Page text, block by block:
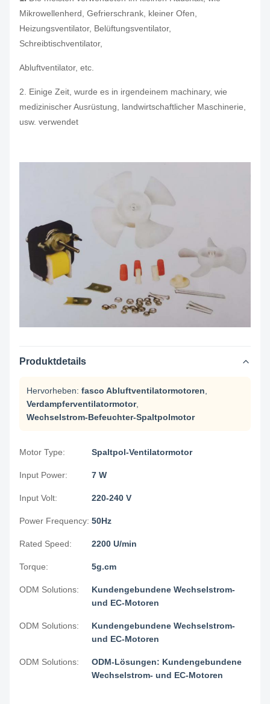
Mikrowellenherd, Gefrierschrank, kleiner Ofen,
Heizungsventilator, Belüftungsventilator,
Schreibtischventilator,
Abluftventilator, etc.
2. Einige Zeit, wurde es in irgendeinem machinary, wie
medizinischer Ausrüstung, landwirtschaftlicher Maschinerie,
usw. verwendet
Produktdetails
Hervorheben: fasco Abluftventilatormotoren
Verdampferventilatormotor,
Wechselstrom-Befeuchter-Spaltpolmotor
Motor Type: Spaltpol-Ventilatormotor
Input Power: 7 W
Input Volt: 220-240 V
Power Frequency: 50Hz
Rated Speed: 2200 U/min
Torque: 5g.cm
ODM Solutions:
Kundengebundene Wechselstrom-
und EC-Motoren
ODM Solutions:
Kundengebundene Wechselstrom-
und EC-Motoren
ODM Solutions:
ODM-Lösungen: Kundengebundene
Wechselstrom- und EC-Motoren